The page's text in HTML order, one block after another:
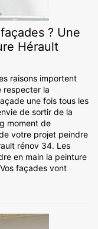
? Une
Hérault
raisons importent
respecter la
une fois tous les
de sortir de la
moment de
votre projet peindre
rénov 34. Les
en main la peinture
façades vont